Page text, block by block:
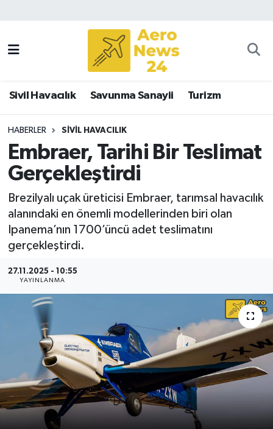
Sivil Havacılık Savunma Sanayii Turizm
HABERLER SIVIL HAVACILIK
Embraer, Tarihi Bir Teslimat
Gerçekleştirdi
Brezilyalı uçak üreticisi Embraer, tarımsal havacılık
alanındaki en önemli modellerinden biri olan
Ipanema’nın 1700’üncü adet teslimatını
gerçekleştirdi.
27.11.2025 - 10:55
YAYINLANMA